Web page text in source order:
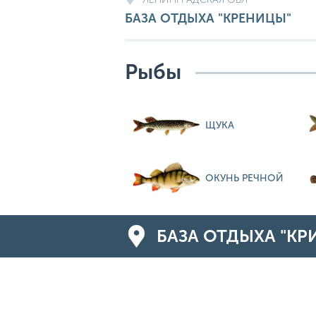
БАЗА ОТДЫХА "КРЕНИЦЫ"
Рыбы
ЩУКА
ОКУНЬ РЕЧНОЙ
БАЗА ОТДЫХА